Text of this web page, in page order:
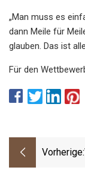
„Man muss es
dann Meile für
glauben. Das ist
Für den
Vorherige: